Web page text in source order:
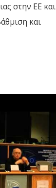
στην ΕΕ και
και